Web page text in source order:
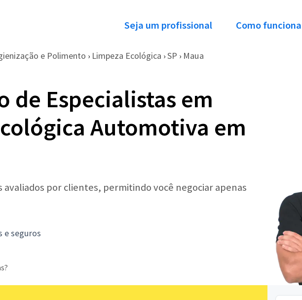
Seja um profissional Como
e Polimento › Limpeza Ecológica › SP › Maua
de Especialistas em
Automotiva em
avaliados por clientes, permitindo você negociar apenas
e seguros